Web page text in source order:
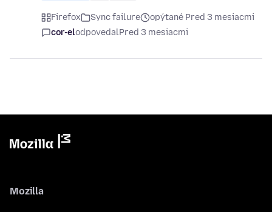
Firefox Sync failure
opýtané Pred 3 mesiacmi
cor-elodpovedalPred 3 mesiacmi
Mozilla